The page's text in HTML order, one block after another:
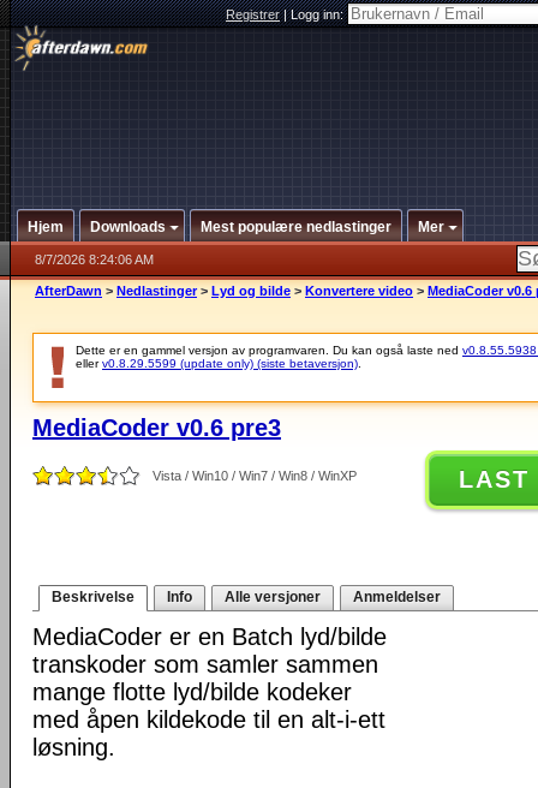
Registrer|Logg inn:
Hjem Downloads Mest populære nedlastinger Mer
8/7/2026 8:24:06 AM
AfterDawn > Nedlastinger > Lyd og bilde > Konvertere video > MediaCoder v0.6
Dette er en gammel versjon av programvaren. Du kan også laste ned v0.8.55.5938
ellerv0.8.29.5599 (update only) (siste betaversjon)
MediaCoder v0.6 pre3
Vista / Win10 / Win7 / Win8 / WinXP LAST
Beskrivelse Info Alle versjoner Anmeldelser
MediaCoder er en Batch lyd/bilde
transkoder som samler sammen
mange flotte lyd/bilde kodeker
med åpen kildekode til en alt-i-ett
løsning.